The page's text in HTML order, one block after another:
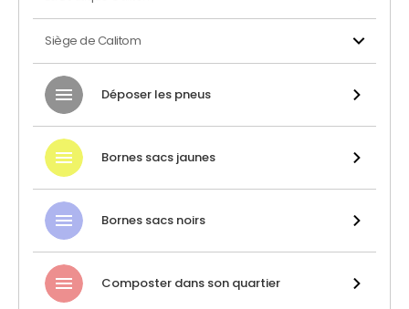
Siège de Calitom
Déposer les pneus
Bornes sacs jaunes
Bornes sacs noirs
Composter dans son quartier